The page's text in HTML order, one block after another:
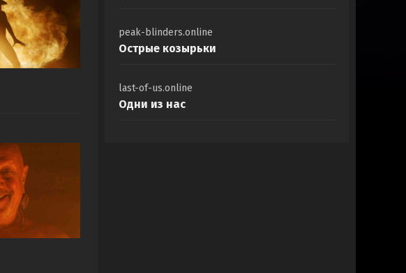
peak-blinders.online
Острые козырьки
last-of-us.online
Одни из нас